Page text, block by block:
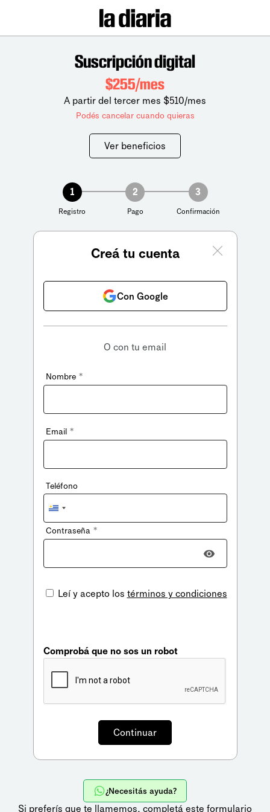
Suscripción digital
$255/mes
A partir del tercer mes $510/mes
Podés cancelar cuando quieras
Ver beneficios
1
Registro
2
Pago
3
Confirmación
Creá tu cuenta
Con Google
O con tu email
Nombre *
Email *
Teléfono
Uruguay
+598
Contraseña *
Leí y acepto los términos y condiciones
Comprobá que no sos un robot
¿Necesitás ayuda?
Si preferís que te llamemos, completá este formulario